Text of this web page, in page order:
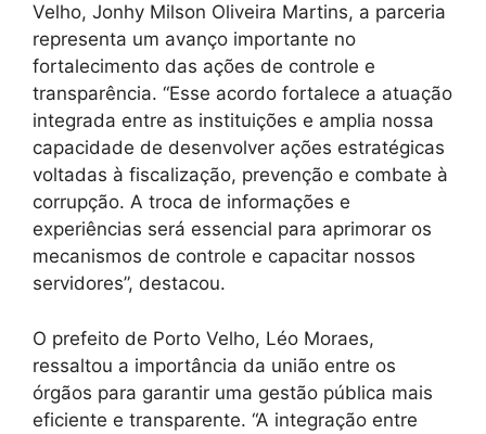
Velho, Jonhy Milson Oliveira Martins, a parceria
representa um avanço importante no
fortalecimento das ações de controle e
transparência. “Esse acordo fortalece a atuação
integrada entre as instituições e amplia nossa
capacidade de desenvolver ações estratégicas
voltadas à fiscalização, prevenção e combate à
corrupção. A troca de informações e
experiências será essencial para aprimorar os
mecanismos de controle e capacitar nossos
servidores”, destacou.
O prefeito de Porto Velho, Léo Moraes,
ressaltou a importância da união entre os
órgãos para garantir uma gestão pública mais
eficiente e transparente. “A integração entre